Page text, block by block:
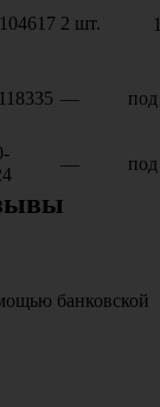
2 шт.
— под
— под
банковской